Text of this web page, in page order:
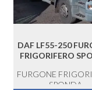
DAF LF55-250
FRIGORIFERO
FURGONE
SPONDA